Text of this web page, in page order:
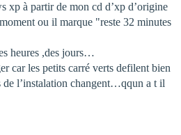
xp à partir de mon cd d’xp d’origine
ou il marque "reste 32 minutes
heures ,des jours…
car les petits carré verts defilent bien
de l’instalation changent…qqun a t il